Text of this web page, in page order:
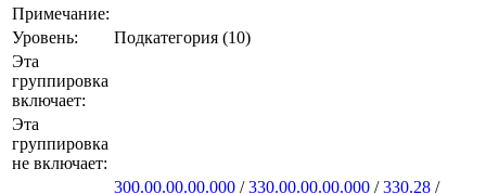
Примечание:
Уровень:
Подкатегория (10)
Эта
группировка
включает:
Эта
группировка
не включает:
300.00.00.00.000 /330.00.00.00.000 /330.28 /